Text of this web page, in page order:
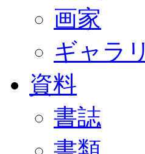
画家
ギャラリ
資料
書誌